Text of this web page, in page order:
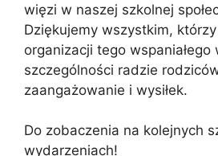
więzi w naszej szkolnej
Dziękujemy wszystkim,
organizacji tego
szczególności radzie
zaangażowanie i wysiłek.
Do zobaczenia na kolejnych
wydarzeniach!